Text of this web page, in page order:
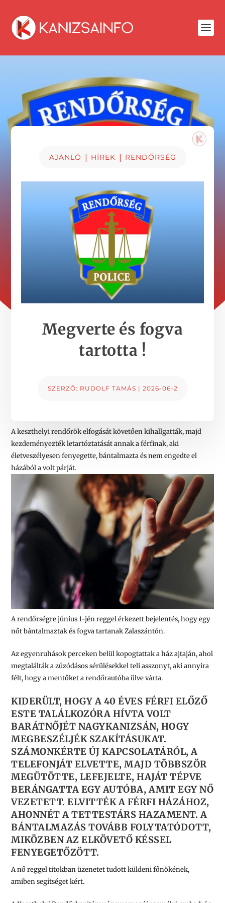
AJÁNLÓ | HÍREK | RENDŐRSÉG
Megverte és fogva
tartotta !
SZERZŐ: RUDOLF TAMÁS | 2026-06-2
A keszthelyi rendőrök elfogását követően kihallgatták, majd
kezdeményezték letartóztatását annak a férfinak, aki
életveszélyesen fenyegette, bántalmazta és nem engedte el
házából a volt párját.
A rendőrségre június 1-jén reggel érkezett bejelentés, hogy egy
nőt bántalmaztak és fogva tartanak Zalaszántón.
Az egyenruhások perceken belül kopogtattak a ház ajtaján, ahol
megtalálták a zúzódásos sérülésekkel teli asszonyt, aki annyira
félt, hogy a mentőket a rendőrautóba ülve várta.
KIDERÜLT, HOGY A 40 ÉVES FÉRFI ELŐZŐ
ESTE TALÁLKOZÓRA HÍVTA VOLT
BARÁTNŐJÉT NAGYKANIZSÁN, HOGY
MEGBESZÉLJÉK SZAKÍTÁSUKAT.
SZÁMONKÉRTE ÚJ KAPCSOLATÁRÓL, A
TELEFONJÁT ELVETTE, MAJD TÖBBSZÖR
MEGÜTÖTTE, LEFEJELTE, HAJÁT TÉPVE
BERÁNGATTA EGY AUTÓBA, AMIT EGY NŐ
VEZETETT. ELVITTÉK A FÉRFI HÁZÁHOZ,
AHONNÉT A TETTESTÁRS HAZAMENT. A
BÁNTALMAZÁS TOVÁBB FOLYTATÓDOTT,
MIKÖZBEN AZ ELKÖVETŐ KÉSSEL
FENYEGETŐZÖTT.
A nő reggel titokban üzenetet tudott küldeni főnökének,
amiben segítséget kért.